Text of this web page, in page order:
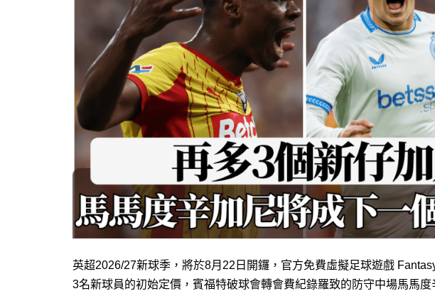
英超2026/27新球季，將於8月22日開鑼，官方免費虛擬足球遊戲
3名新球員的初始定價，賓福特破球會轉會費紀錄羅致的防守中場馬馬